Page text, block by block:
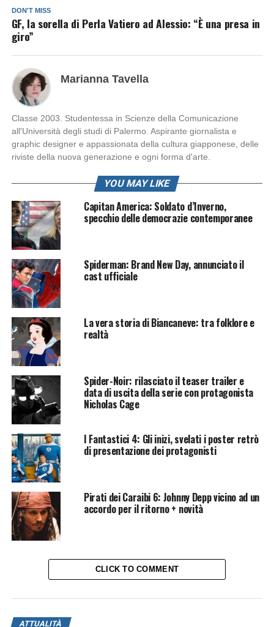
DON'T MISS
GF, la sorella di Perla Vatiero ad Alessio: “È una presa in
giro”
Marianna Tavella
Classe 2003. Studentessa in Scienze della Comunicazione
all'Università degli studi di Palermo. Aspirante giornalista e
graphic designer e appassionata della cultura giapponese, delle
riviste della nuova generazione e ogni forma d'arte.
YOU MAY LIKE
Capitan America: Soldato d’Inverno,
specchio delle democrazie contemporanee
Spiderman: Brand New Day, annunciato il
cast ufficiale
La vera storia di Biancaneve: tra folklore e
realtà
Spider-Noir: rilasciato il teaser trailer e
data di uscita della serie con protagonista
Nicholas Cage
I Fantastici 4: Gli inizi, svelati i poster retrò
di presentazione dei protagonisti
Pirati dei Caraibi 6: Johnny Depp vicino ad un
accordo per il ritorno + novità
CLICK TO COMMENT
ATTUALITÀ